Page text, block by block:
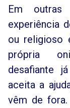
Em
experiência
ou religioso
própria
desafiante
aceita a
vêm de fora.